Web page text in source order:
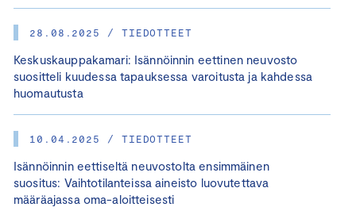
28.08.2025 / TIEDOTTEET
Keskuskauppakamari: Isännöinnin eettinen neuvosto
suositteli kuudessa tapauksessa varoitusta ja kahdessa
huomautusta
10.04.2025 / TIEDOTTEET
Isännöinnin eettiseltä neuvostolta ensimmäinen
suositus: Vaihtotilanteissa aineisto luovutettava
määräajassa oma-aloitteisesti